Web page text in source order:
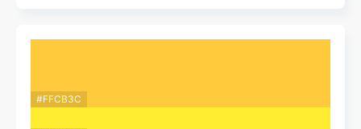
#FFCB3C